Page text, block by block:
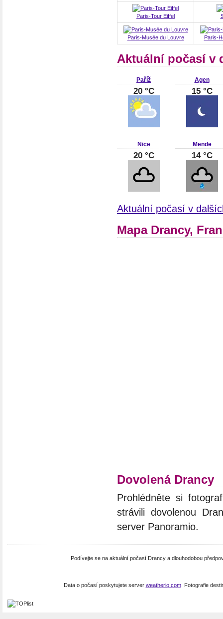
Paris-Tour Eiffel
Paris-Musée du Louvre Paris-
Aktuální počasí v
Paříž
20 °C
Agen
15 °C
Nice
20 °C
Mende
14 °C
Aktuální počasí v
Mapa Drancy,
Dovolená Drancy
Prohlédněte si
strávili dovolenou
server Panoramio.
Podívejte se na aktuální počasí Drancy a dlouhodobou
Data o počasí poskytujete server weatherio.com. Fotografie